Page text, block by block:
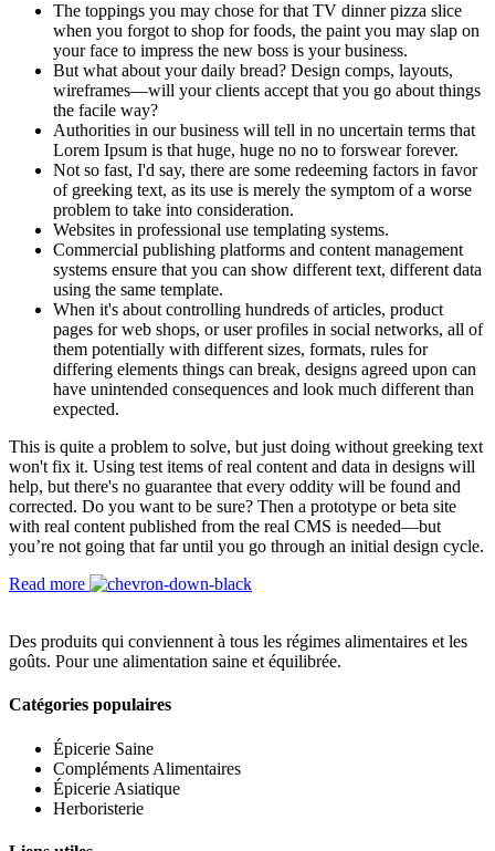
The toppings you may chose for that TV dinner pizza slice
when you forgot to shop for foods, the paint you may slap on
your face to impress the new boss is your business.
But what about your daily bread? Design comps, layouts,
wireframes—will your clients accept that you go about things
the facile way?
Authorities in our business will tell in no uncertain terms that
Lorem Ipsum is that huge, huge no no to forswear forever.
Not so fast, I'd say, there are some redeeming factors in favor
of greeking text, as its use is merely the symptom of a worse
problem to take into consideration.
Websites in professional use templating systems.
Commercial publishing platforms and content management
systems ensure that you can show different text, different data
using the same template.
When it's about controlling hundreds of articles, product
pages for web shops, or user profiles in social networks, all of
them potentially with different sizes, formats, rules for
differing elements things can break, designs agreed upon can
have unintended consequences and look much different than
expected.
This is quite a problem to solve, but just doing without greeking text
won't fix it. Using test items of real content and data in designs will
help, but there's no guarantee that every oddity will be found and
corrected. Do you want to be sure? Then a prototype or beta site
with real content published from the real CMS is needed—but
you’re not going that far until you go through an initial design cycle.
Read more
Des produits qui conviennent à tous les régimes alimentaires et les
goûts. Pour une alimentation saine et équilibrée.
Catégories populaires
Épicerie Saine
Compléments Alimentaires
Épicerie Asiatique
Herboristerie